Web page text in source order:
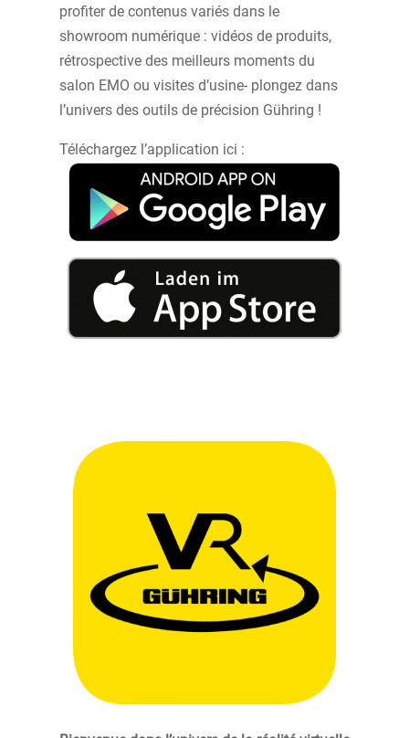
profiter de contenus variés dans le
showroom numérique : vidéos de produits,
rétrospective des meilleurs moments du
salon EMO ou visites d’usine- plongez dans
l’univers des outils de précision Gühring !
Téléchargez l’application ici :